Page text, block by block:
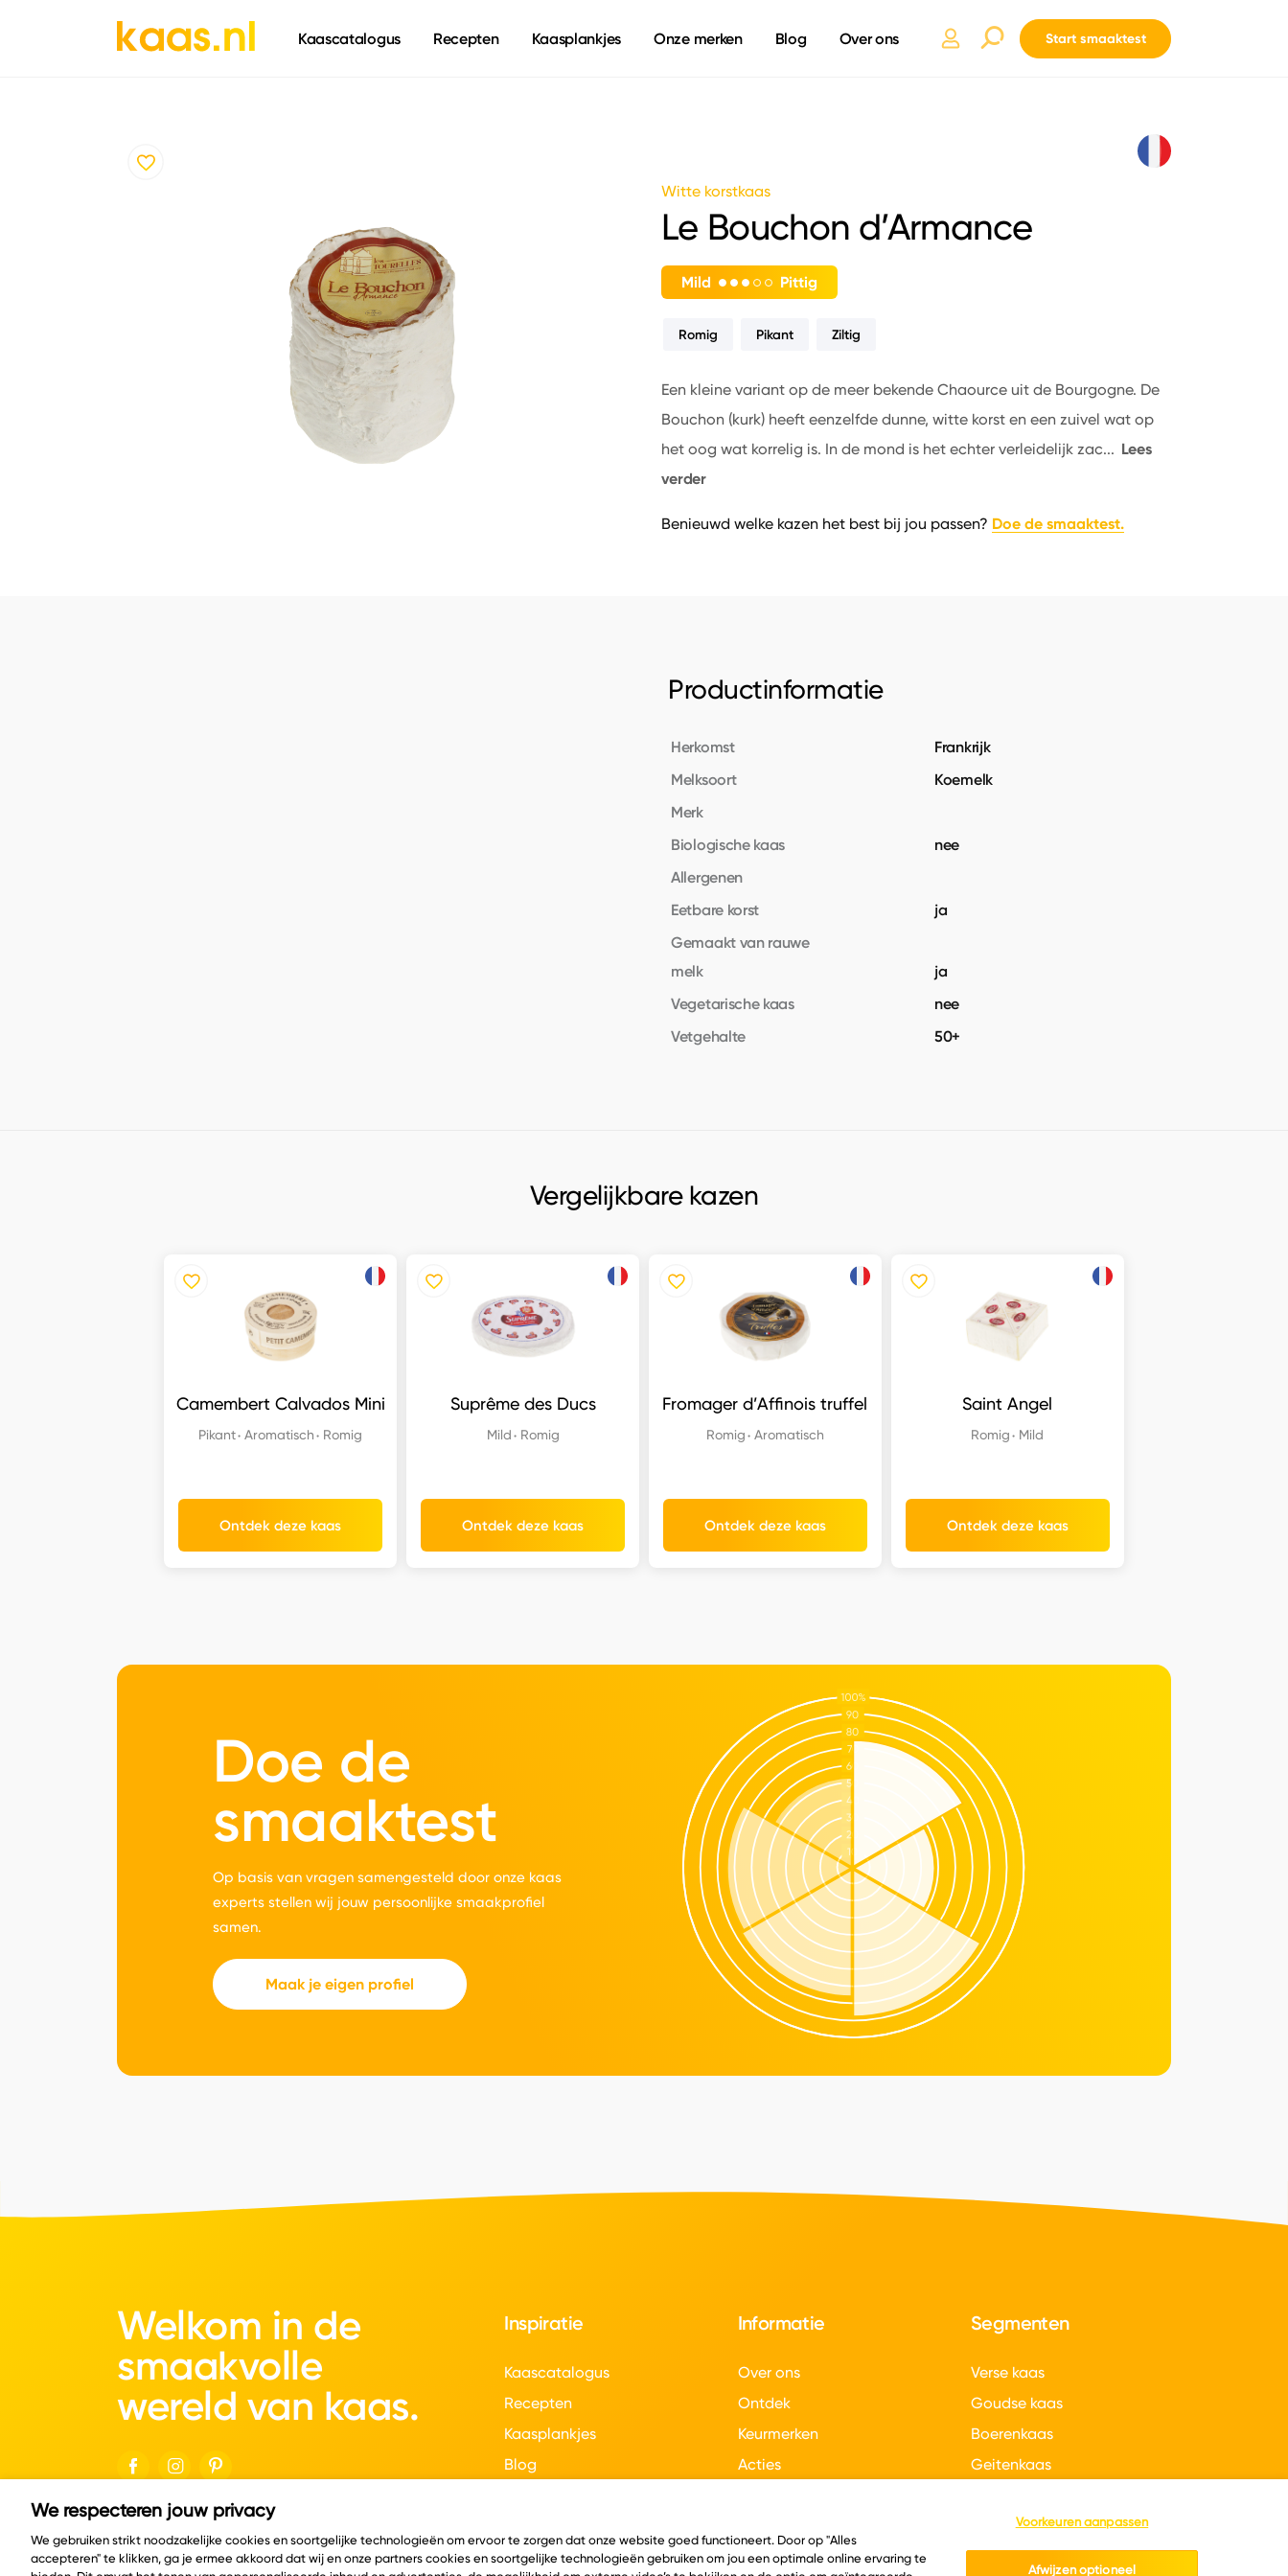
Kaascatalogus Recepten Kaasplankjes Onze merken Blog Over ons Start smaaktest
Witte korstkaas
Le Bouchon d’Armance
Mild Pittig
Romig Pikant Ziltig
Een kleine variant op de meer bekende Chaource uit de Bourgogne. De
Bouchon (kurk) heeft eenzelfde dunne, witte korst en een zuivel wat op
het oog wat korrelig is. In de mond is het echter verleidelijk zac... Lees
verder
Benieuwd welke kazen het best bij jou passen? Doe de smaaktest.
Productinformatie
Herkomst
Frankrijk
Melksoort
Koemelk
Merk
Biologische kaas
nee
Allergenen
Eetbare korst
ja
Gemaakt van rauwe
melk
ja
Vegetarische kaas
nee
Vetgehalte
50+
Vergelijkbare kazen
Camembert Calvados Mini
Pikant Aromatisch Romig
Ontdek deze kaas
Suprême des Ducs
Mild Romig
Ontdek deze kaas
Fromager d’Affinois truffel
Romig Aromatisch
Ontdek deze kaas
Saint Angel
Romig Mild
Ontdek deze kaas
Doe de
smaaktest
Op basis van vragen samengesteld door onze kaas
experts stellen wij jouw persoonlijke smaakprofiel
samen.
Maak je eigen profiel
Welkom in de
smaakvolle
wereld van kaas.
© Copyright 2026 Velder
Inspiratie
Kaascatalogus
Recepten
Kaasplankjes
Blog
Informatie
Over ons
Ontdek
Keurmerken
Acties
Segmenten
Verse kaas
Goudse kaas
Boerenkaas
Geitenkaas
We respecteren jouw privacy
We gebruiken strikt noodzakelijke cookies en soortgelijke technologieën om ervoor te zorgen dat onze website goed functioneert. Door op "Alles
accepteren" te klikken, ga je ermee akkoord dat wij en onze partners cookies en soortgelijke technologieën gebruiken om jou een optimale online ervaring te
Voorkeuren aanpassen
Afwijzen optioneel